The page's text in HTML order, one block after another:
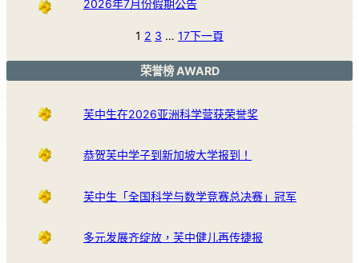
2026年7月份假期公告
1 2 3 … 17下一頁
荣誉榜 AWARD
芙中生在2026亚洲科学营获荣誉奖
恭贺芙中学子到新加坡大学报到！
芙中生「全国科学与数学竞赛总决赛」冠军
多元发展齐绽放，芙中健儿再传捷报